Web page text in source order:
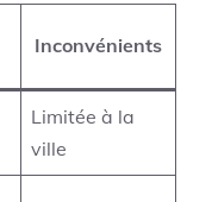
Inconvénients
Limitée à la
ville